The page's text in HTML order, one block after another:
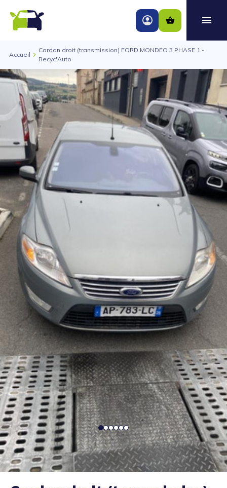
Accueil
Cardan droit (transmission) FORD MONDEO 3 PHASE 1 -
Recyc'Auto